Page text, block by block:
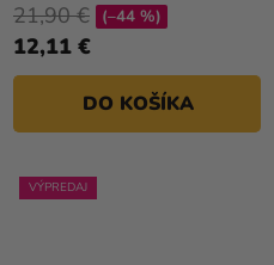
12,11 €
21,90 € (–44 %)
DO KOŠÍKA
VÝPREDAJ